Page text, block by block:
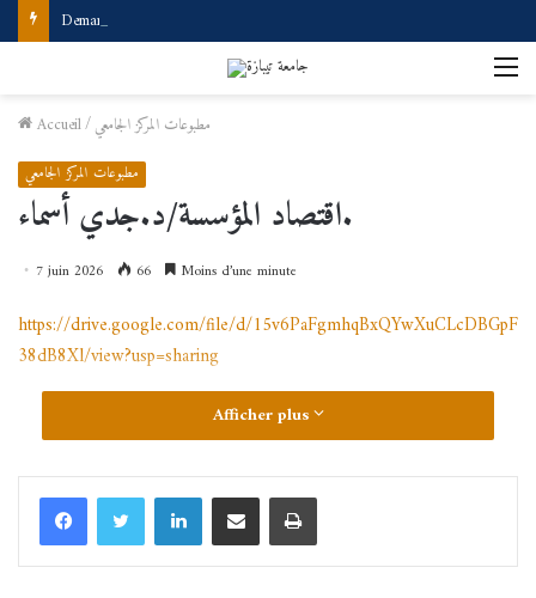
Demande d’accès à internet
Accueil/مطبوعات المركز الجامعي
مطبوعات المركز الجامعي
اقتصاد المؤسسة/د.جدي أسماء.
7 juin 2026 66 Moins d’une minute
https://drive.google.com/file/d/15v6PaFgmhqBxQYwXuCLcDBGpF
38dB8Xl/view?usp=sharing
Afficher plus
Linkedin Partager par email Imprimer